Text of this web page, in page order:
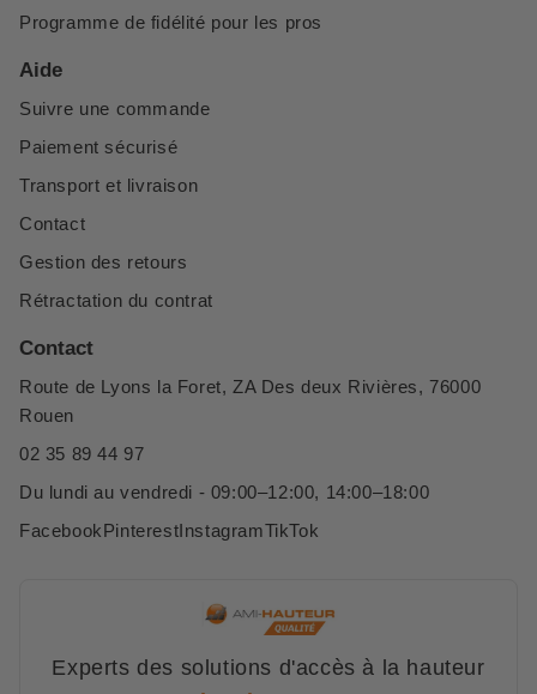
Programme de fidélité pour les pros
Aide
Suivre une commande
Paiement sécurisé
Transport et livraison
Contact
Gestion des retours
Rétractation du contrat
Contact
Route de Lyons la Foret, ZA Des deux Rivières, 76000
Rouen
02 35 89 44 97
Du lundi au vendredi - 09:00–12:00, 14:00–18:00
FacebookPinterestInstagramTikTok
Experts des solutions d'accès à la hauteur